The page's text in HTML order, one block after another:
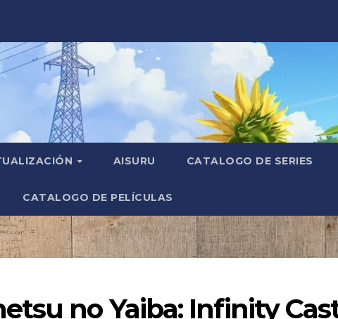
AISURU CATALOGO DE SERIES
CATALOGO DE PELÍCULAS
no Yaiba: Infinity